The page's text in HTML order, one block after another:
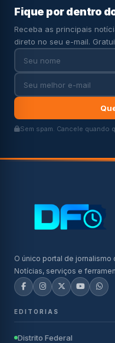
Fique por dentro
Receba as principais
direto no seu e-mail.
Sem spam. Cancele quando
O único portal de
Notícias, serviços e
EDITORIAS
Distrito Federal